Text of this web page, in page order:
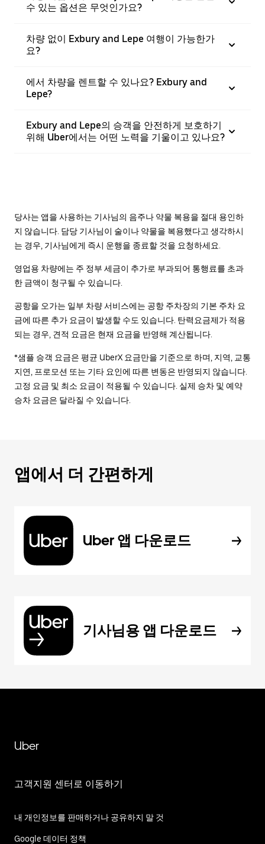
수 있는 옵션은 무엇인가요?
차량 없이 Exbury and Lepe 여행이 가능한가
요?
에서 차량을 렌트할 수 있나요? Exbury and
Lepe?
Exbury and Lepe의 승객을 안전하게 보호하기
위해 Uber에서는 어떤 노력을 기울이고 있나요?
당사는 앱을 사용하는 기사님의 음주나 약물 복용을 절대 용인하
지 않습니다. 담당 기사님이 술이나 약물을 복용했다고 생각하시
는 경우, 기사님에게 즉시 운행을 종료할 것을 요청하세요.
영업용 차량에는 주 정부 세금이 추가로 부과되어 통행료를 초과
한 금액이 청구될 수 있습니다.
공항을 오가는 일부 차량 서비스에는 공항 주차장의 기본 주차 요
금에 따른 추가 요금이 발생할 수도 있습니다. 탄력요금제가 적용
되는 경우, 견적 요금은 현재 요금을 반영해 계산됩니다.
*샘플 승객 요금은 평균 UberX 요금만을 기준으로 하며, 지역, 교통
지연, 프로모션 또는 기타 요인에 따른 변동은 반영되지 않습니다.
고정 요금 및 최소 요금이 적용될 수 있습니다. 실제 승차 및 예약
승차 요금은 달라질 수 있습니다.
앱에서 더 간편하게
Uber 앱 다운로드
기사님용 앱 다운로드
Uber
고객지원 센터로 이동하기
내 개인정보를 판매하거나 공유하지 말 것
Google 데이터 정책